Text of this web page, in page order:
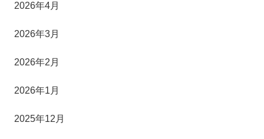
2026年4月
2026年3月
2026年2月
2026年1月
2025年12月